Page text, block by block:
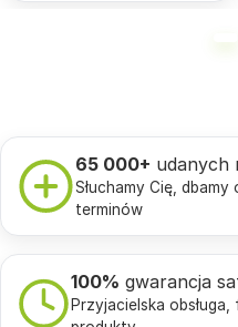
65 000+ udanych
Słuchamy Cię,
terminów
100% gwarancja
Przyjacielska